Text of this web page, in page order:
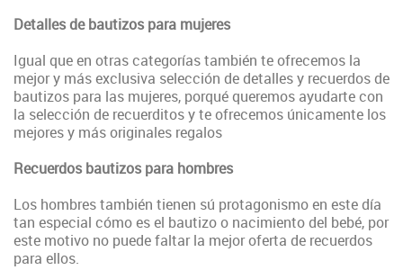
Detalles de bautizos para mujeres
Igual que en otras categorías también te ofrecemos la
mejor y más exclusiva selección de detalles y recuerdos de
bautizos para las mujeres, porqué queremos ayudarte con
la selección de recuerditos y te ofrecemos únicamente los
mejores y más originales regalos
Recuerdos bautizos para hombres
Los hombres también tienen sú protagonismo en este día
tan especial cómo es el bautizo o nacimiento del bebé, por
este motivo no puede faltar la mejor oferta de recuerdos
para ellos.